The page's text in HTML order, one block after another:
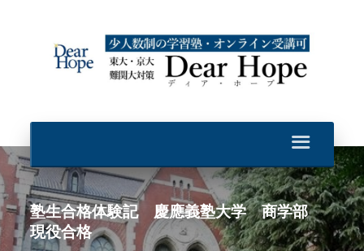
塾生合格体験記 慶應義塾大学 商学部
現役合格